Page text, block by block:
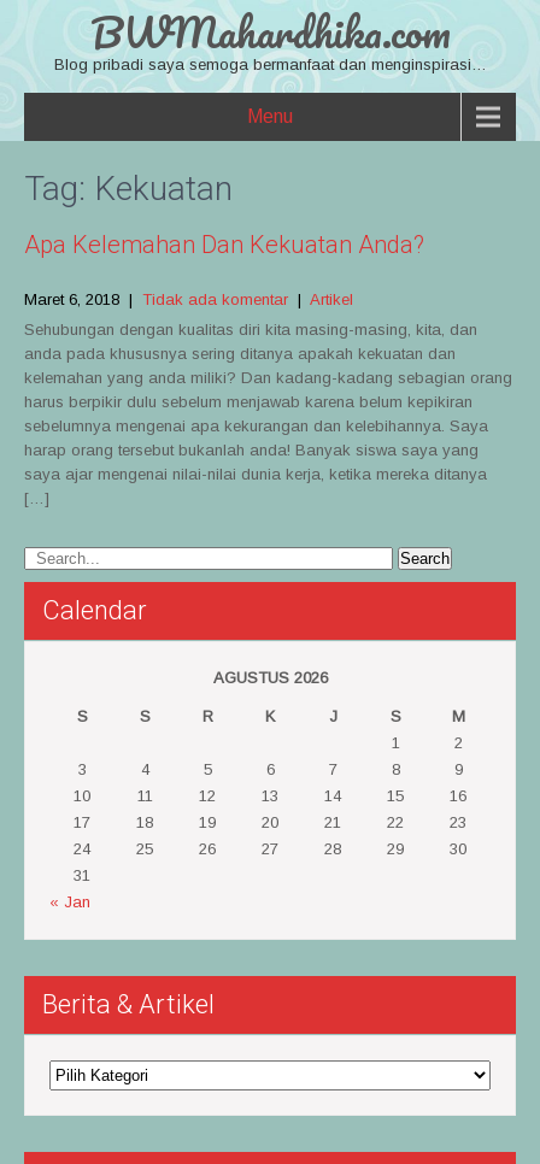
BWMahardhika.com
Blog pribadi saya semoga bermanfaat dan menginspirasi…
Menu
Tag: Kekuatan
Apa Kelemahan Dan Kekuatan Anda?
Maret 6, 2018 | Tidak ada komentar | Artikel
Sehubungan dengan kualitas diri kita masing-masing, kita, dan
anda pada khususnya sering ditanya apakah kekuatan dan
kelemahan yang anda miliki? Dan kadang-kadang sebagian orang
harus berpikir dulu sebelum menjawab karena belum kepikiran
sebelumnya mengenai apa kekurangan dan kelebihannya. Saya
harap orang tersebut bukanlah anda! Banyak siswa saya yang
saya ajar mengenai nilai-nilai dunia kerja, ketika mereka ditanya
[…]
Calendar
AGUSTUS 2026
S S R K J S
M
1
2
3
4 5 6 7 8
9
10
11 12 13 14 15
16
17
18 19 20 21 22
23
24
25 26 27 28 29
30
31
« Jan
Berita & Artikel
Berita
&
Artikel